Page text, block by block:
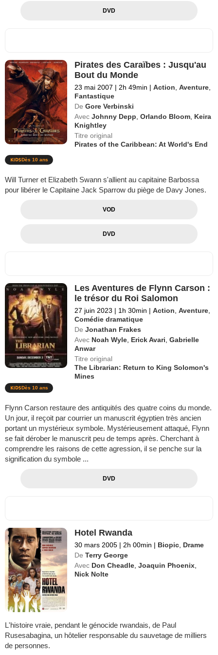
DVD
Pirates des Caraïbes : Jusqu'au
Bout du Monde
23 mai 2007 | 2h 49min | Action ,Aventure
Fantastique
De Gore Verbinski
Avec Johnny Depp ,Orlando Bloom Keira
Knightley
Titre original
Pirates of the Caribbean: At World's End
Dès 10 ans
Will Turner et Elizabeth Swann s'allient au capitaine Barbossa
pour libérer le Capitaine Jack Sparrow du piège de Davy Jones.
VOD
DVD
Les Aventures de Flynn Carson :
le trésor du Roi Salomon
27 juin 2023 | 1h 30min | Action ,Aventure
Comédie dramatique
De Jonathan Frakes
Avec Noah Wyle Erick Avari ,Gabrielle
Anwar
Titre original
The Librarian: Return to King Solomon's
Mines
Dès 10 ans
Flynn Carson restaure des antiquités des quatre coins du monde.
Un jour, il reçoit par courrier un manuscrit égyptien très ancien
portant un mystérieux symbole. Mystérieusement attaqué, Flynn
se fait dérober le manuscrit peu de temps après. Cherchant à
comprendre les raisons de cette agression, il se penche sur la
signification du symbole ...
DVD
Hotel Rwanda
30 mars 2005 | 2h 00min | Biopic Drame
De Terry George
Avec Don Cheadle ,Joaquin Phoenix
Nick Nolte
L'histoire vraie, pendant le génocide rwandais, de Paul
Rusesabagina, un hôtelier responsable du sauvetage de milliers
de personnes.